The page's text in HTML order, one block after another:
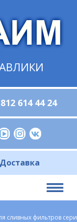
614 44 24
Доставка
сливных фильтров